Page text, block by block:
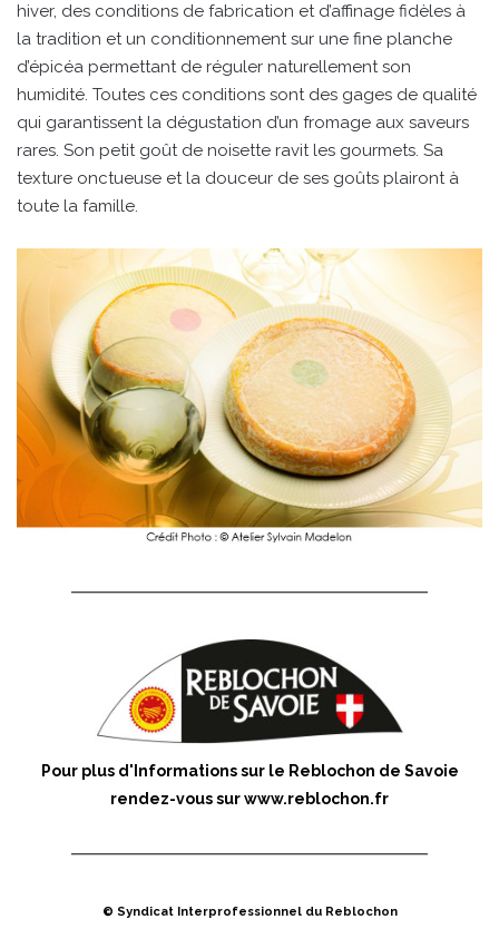
hiver, des conditions de fabrication et d’affinage fidèles à
la tradition et un conditionnement sur une fine planche
d’épicéa permettant de réguler naturellement son
humidité. Toutes ces conditions sont des gages de qualité
qui garantissent la dégustation d’un fromage aux saveurs
rares. Son petit goût de noisette ravit les gourmets. Sa
texture onctueuse et la douceur de ses goûts plairont à
toute la famille.
Pour plus d'Informations sur le Reblochon de Savoie
rendez-vous surwww.reblochon.fr
© Syndicat Interprofessionnel du Reblochon